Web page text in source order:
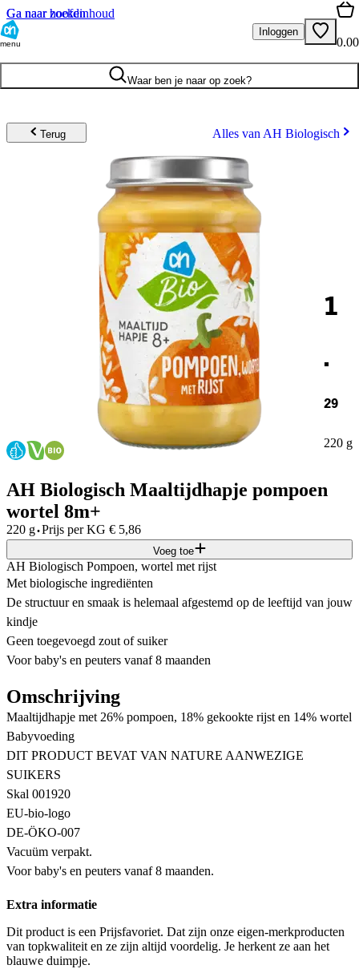
Ga naar hoofdinhoud
Ga naar zoeken
menu
Inloggen
0.00
Waar ben je naar op zoek?
Terug Alles van AH Biologisch
1
.
29
220 g
AH Biologisch Maaltijdhapje pompoen
wortel 8m+
220 g·Prijs per KG € 5,86
Voeg toe
AH Biologisch Pompoen, wortel met rijst
Met biologische ingrediënten​
De structuur en smaak is helemaal afgestemd op de leeftijd van jouw
kindje​
Geen toegevoegd zout of suiker​
Voor baby's en peuters vanaf 8 maanden
Omschrijving
Maaltijdhapje met 26% pompoen, 18% gekookte rijst en 14% wortel
Babyvoeding
DIT PRODUCT BEVAT VAN NATURE AANWEZIGE
SUIKERS
Skal 001920
EU-bio-logo
DE-ÖKO-007
Vacuüm verpakt.
Voor baby's en peuters vanaf 8 maanden.
Extra informatie
Dit product is een Prijsfavoriet. Dat zijn onze eigen-merkproducten
van topkwaliteit en ze zijn altijd voordelig. Je herkent ze aan het
blauwe duimpje.